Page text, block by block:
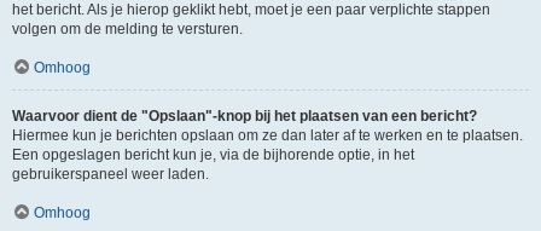
het bericht. Als je hierop geklikt hebt, moet je een paar verplichte stappen
volgen om de melding te versturen.
Omhoog
Waarvoor dient de "Opslaan"-knop bij het plaatsen van een bericht?
Hiermee kun je berichten opslaan om ze dan later af te werken en te plaatsen.
Een opgeslagen bericht kun je, via de bijhorende optie, in het
gebruikerspaneel weer laden.
Omhoog